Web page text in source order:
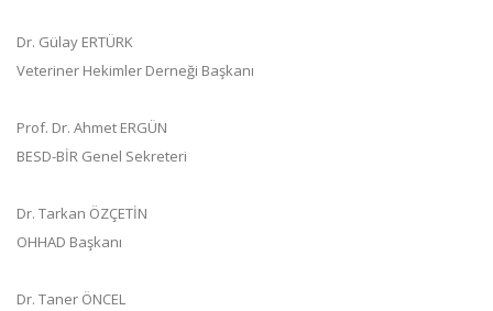
Dr. Gülay ERTÜRK
Veteriner Hekimler Derneği Başkanı
Prof. Dr. Ahmet ERGÜN
BESD-BİR Genel Sekreteri
Dr. Tarkan ÖZÇETİN
OHHAD Başkanı
Dr. Taner ÖNCEL